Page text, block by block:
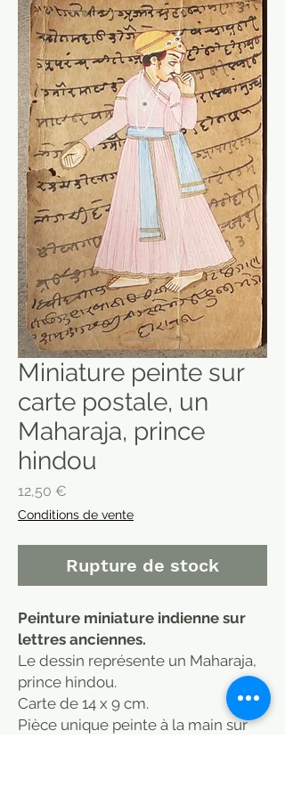
Miniature peinte sur
carte postale, un
Maharaja, prince
hindou
12,50 €
Conditions de vente
Rupture de stock
Peinture miniature indienne sur
lettres anciennes.
Le dessin représente un Maharaja,
prince hindou.
Carte de 14 x 9 cm.
Pièce unique peinte à la main sur